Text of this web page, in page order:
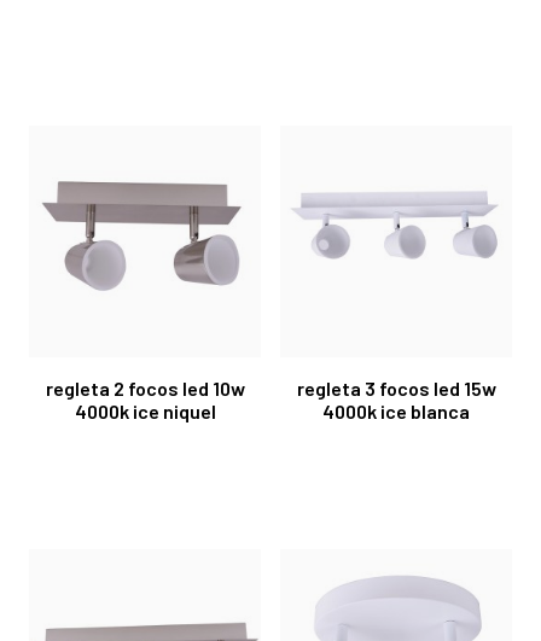
regleta 2 focos led 10w
4000k ice niquel
regleta 3 focos led 15w
4000k ice blanca